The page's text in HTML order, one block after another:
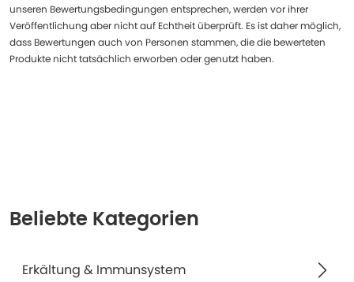
unseren Bewertungsbedingungen entsprechen, werden vor ihrer
Veröffentlichung aber nicht auf Echtheit überprüft. Es ist daher möglich,
dass Bewertungen auch von Personen stammen, die die bewerteten
Produkte nicht tatsächlich erworben oder genutzt haben.
Beliebte Kategorien
Erkältung & Immunsystem